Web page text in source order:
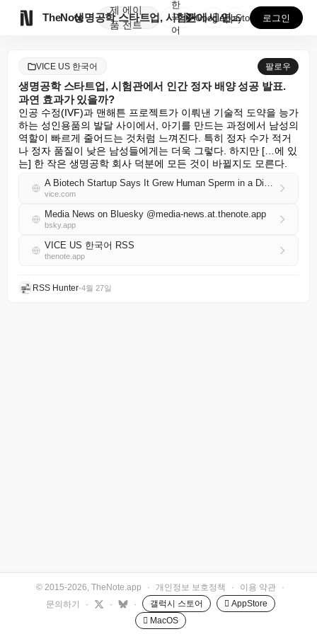
TheNote
제
품
에이
전트
생명공학 스타트업, 시험관에서 인간 정자 배양 성공 발...
한
국
어
GooglePlay
AppStore 로그인
VICE US 한국어 팔로우
생명공학 스타트업, 시험관에서 인간 정자 배양 성공 발표.
과연 효과가 있을까?
인공 수정(IVF)과 맨해튼 프로젝트가 이뤄낸 기술적 도약을 능가
하는 성인용품의 발달 사이에서, 아기를 만드는 과정에서 남성의
역할이 빠르게 줄어드는 것처럼 느껴진다. 특히 정자 수가 적거
나 정자 품질이 낮은 남성들에게는 더욱 그렇다. 하지만 […에 있
는] 한 작은 생명공학 회사 덕분에 모든 것이 바뀔지도 모른다.
A Biotech Startup Says It Grew Human Sperm in a Dish. But Does It Work?
vice.com
Media News on Bluesky @media-news.at.thenote.app
bsky.app
VICE US 한국어 RSS
thenote.app
RSS Hunter•4월 27일
© 2015-2026, TheNote.app · 개인정보 보호정책 · 이용 약관
·
문의하기
· · · 갤럭시 스토어
 AppStore
 MacOS